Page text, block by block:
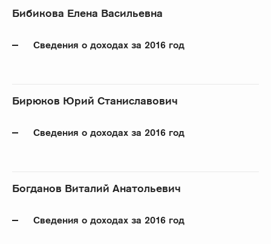
Бибикова Елена Васильевна
Сведения о доходах за 2016 год
Бирюков Юрий Станиславович
Сведения о доходах за 2016 год
Богданов Виталий Анатольевич
Сведения о доходах за 2016 год